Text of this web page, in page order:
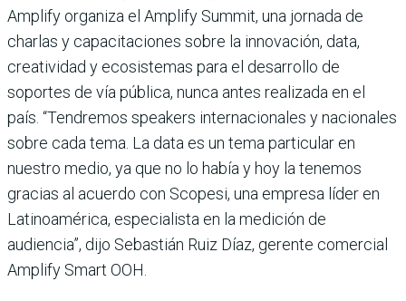
Amplify organiza el Amplify Summit, una jornada de
charlas y capacitaciones sobre la innovación, data,
creatividad y ecosistemas para el desarrollo de
soportes de vía pública, nunca antes realizada en el
país. “Tendremos speakers internacionales y nacionales
sobre cada tema. La data es un tema particular en
nuestro medio, ya que no lo había y hoy la tenemos
gracias al acuerdo con Scopesi, una empresa líder en
Latinoamérica, especialista en la medición de
audiencia”, dijo Sebastián Ruiz Díaz, gerente comercial
Amplify Smart OOH.